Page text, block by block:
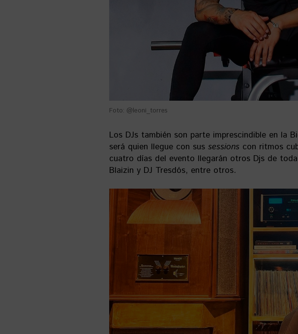
Foto: @leoni_torres
Los DJs también son parte imprescindible en la
será quien llegue con sus sessions con ritmos
cuatro días del evento llegarán otros Djs de
Blaizin y DJ Tresdós, entre otros.